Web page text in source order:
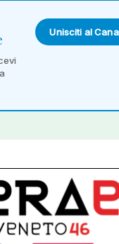
Unisciti al